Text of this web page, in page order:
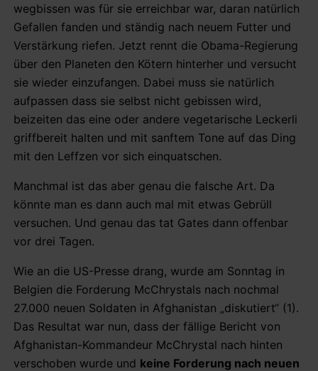
wegbissen was für sie erreichbar war, daran natürlich
Gefallen fanden und ständig nach neuem Futter und
Verstärkung riefen. Jetzt rennt die Obama-Regierung
über den Planeten den Kötern hinterher und versucht
sie wieder einzufangen. Dabei muss sie natürlich
aufpassen dass sie selbst nicht gebissen wird,
beizeiten das eine oder andere vegetarische Leckerli
griffbereit halten und mit sanftem Tone auf das Ding
mit den Leffzen vor sich einquatschen.
Manchmal ist das aber genau die falsche Art. Da
könnte man es dann auch mal mit etwas Gebrüll
versuchen. Und genau das tat Gates dann offenbar
vor drei Tagen.
Wie an die US-Presse drang, wurde am Sonntag in
Belgien die Forderung McChrystals nach nochmal
27.000 neuen Soldaten in Afghanistan „diskutiert“ (1).
Das Resultat war nun, dass der fällige Bericht von
Afghanistan-Kommandeur McChrystal nach hinten
verschoben wurde und keine Forderung nach neuen